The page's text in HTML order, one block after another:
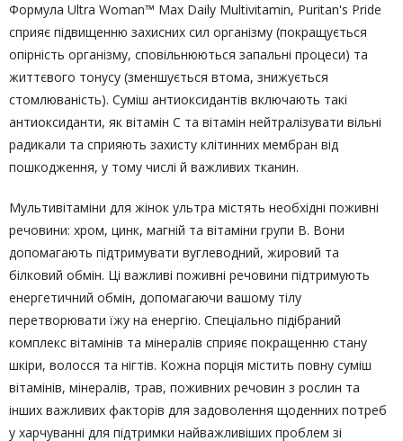
Формула Ultra Woman™ Max Daily Multivitamin, Puritan's Pride
сприяє підвищенню захисних сил організму (покращується
опірність організму, сповільнюються запальні процеси) та
життєвого тонусу (зменшується втома, знижується
стомлюваність). Суміш антиоксидантів включають такі
антиоксиданти, як вітамін С та вітамін нейтралізувати вільні
радикали та сприяють захисту клітинних мембран від
пошкодження, у тому числі й важливих тканин.
Мультивітаміни для жінок ультра містять необхідні поживні
речовини: хром, цинк, магній та вітаміни групи В. Вони
допомагають підтримувати вуглеводний, жировий та
білковий обмін. Ці важливі поживні речовини підтримують
енергетичний обмін, допомагаючи вашому тілу
перетворювати їжу на енергію. Спеціально підібраний
комплекс вітамінів та мінералів сприяє покращенню стану
шкіри, волосся та нігтів. Кожна порція містить повну суміш
вітамінів, мінералів, трав, поживних речовин з рослин та
інших важливих факторів для задоволення щоденних потреб
у харчуванні для підтримки найважливіших проблем зі